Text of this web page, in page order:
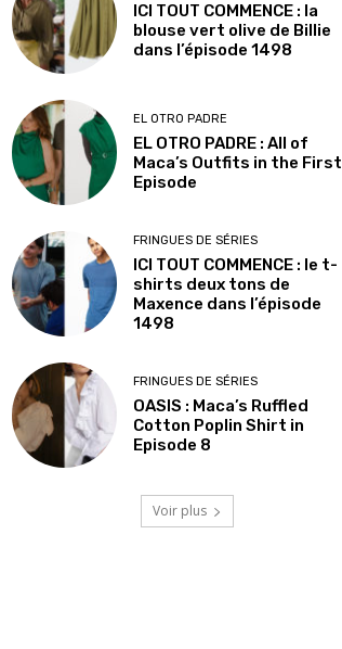
ICI TOUT COMMENCE : la
blouse vert olive de Billie
dans l’épisode 1498
EL OTRO PADRE
EL OTRO PADRE : All of
Maca’s Outfits in the First
Episode
FRINGUES DE SÉRIES
ICI TOUT COMMENCE : le t-
shirts deux tons de
Maxence dans l’épisode
1498
FRINGUES DE SÉRIES
OASIS : Maca’s Ruffled
Cotton Poplin Shirt in
Episode 8
Voir plus